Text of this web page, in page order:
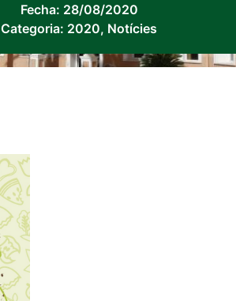
Fecha: 28/08/2020
Categoria: 2020, Notícies